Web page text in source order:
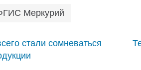
Меркурий
стали сомневаться